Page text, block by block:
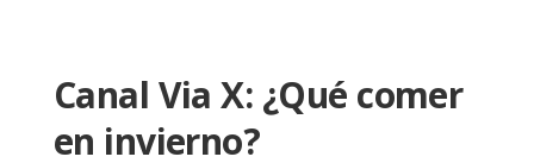
Canal Via X: ¿Qué comer
en invierno?